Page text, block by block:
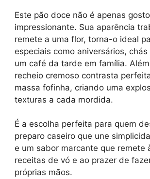
Este pão doce não é apenas
impressionante. Sua aparência
remete a uma flor, torna-o ideal
especiais como aniversários,
um café da tarde em família.
recheio cremoso contrasta
massa fofinha, criando uma
texturas a cada mordida.
É a escolha perfeita para quem
preparo caseiro que une
e um sabor marcante que remete
receitas de vó e ao prazer de
próprias mãos.